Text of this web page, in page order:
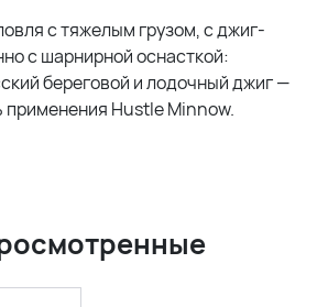
с тяжелым грузом, с джиг-
с шарнирной оснасткой:
береговой и лодочный джиг —
применения Hustle Minnow.